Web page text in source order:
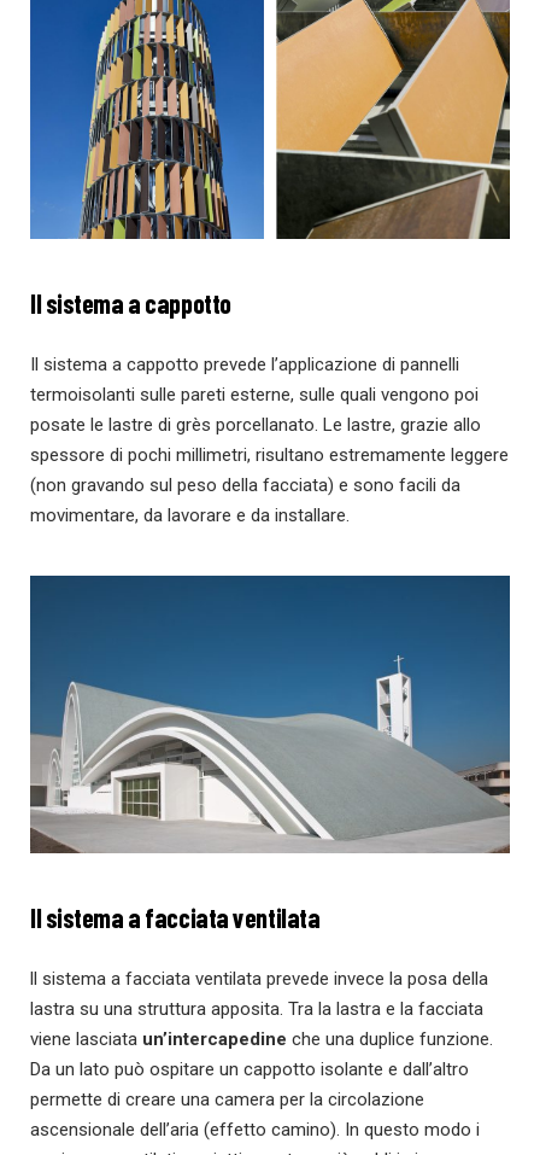
Il sistema a cappotto
Il sistema a cappotto prevede l’applicazione di pannelli
termoisolanti sulle pareti esterne, sulle quali vengono poi
posate le lastre di grès porcellanato. Le lastre, grazie allo
spessore di pochi millimetri, risultano estremamente leggere
(non gravando sul peso della facciata) e sono facili da
movimentare, da lavorare e da installare.
ll sistema a facciata ventilata
ll sistema a facciata ventilata prevede invece la posa della
lastra su una struttura apposita. Tra la lastra e la facciata
viene lasciata un’intercapedine che una duplice funzione.
Da un lato può ospitare un cappotto isolante e dall’altro
permette di creare una camera per la circolazione
ascensionale dell’aria (effetto camino). In questo modo i